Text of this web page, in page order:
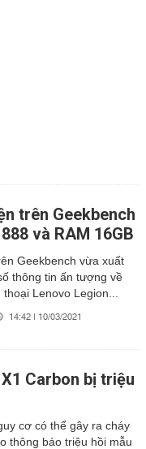
trên Geekbench
và RAM 16GB
Geekbench vừa xuất
thông tin ấn tượng về
Lenovo Legion...
14:42 | 10/03/2021
Carbon bị triệu
cơ có thể gây ra cháy
thông báo triệu hồi mẫu